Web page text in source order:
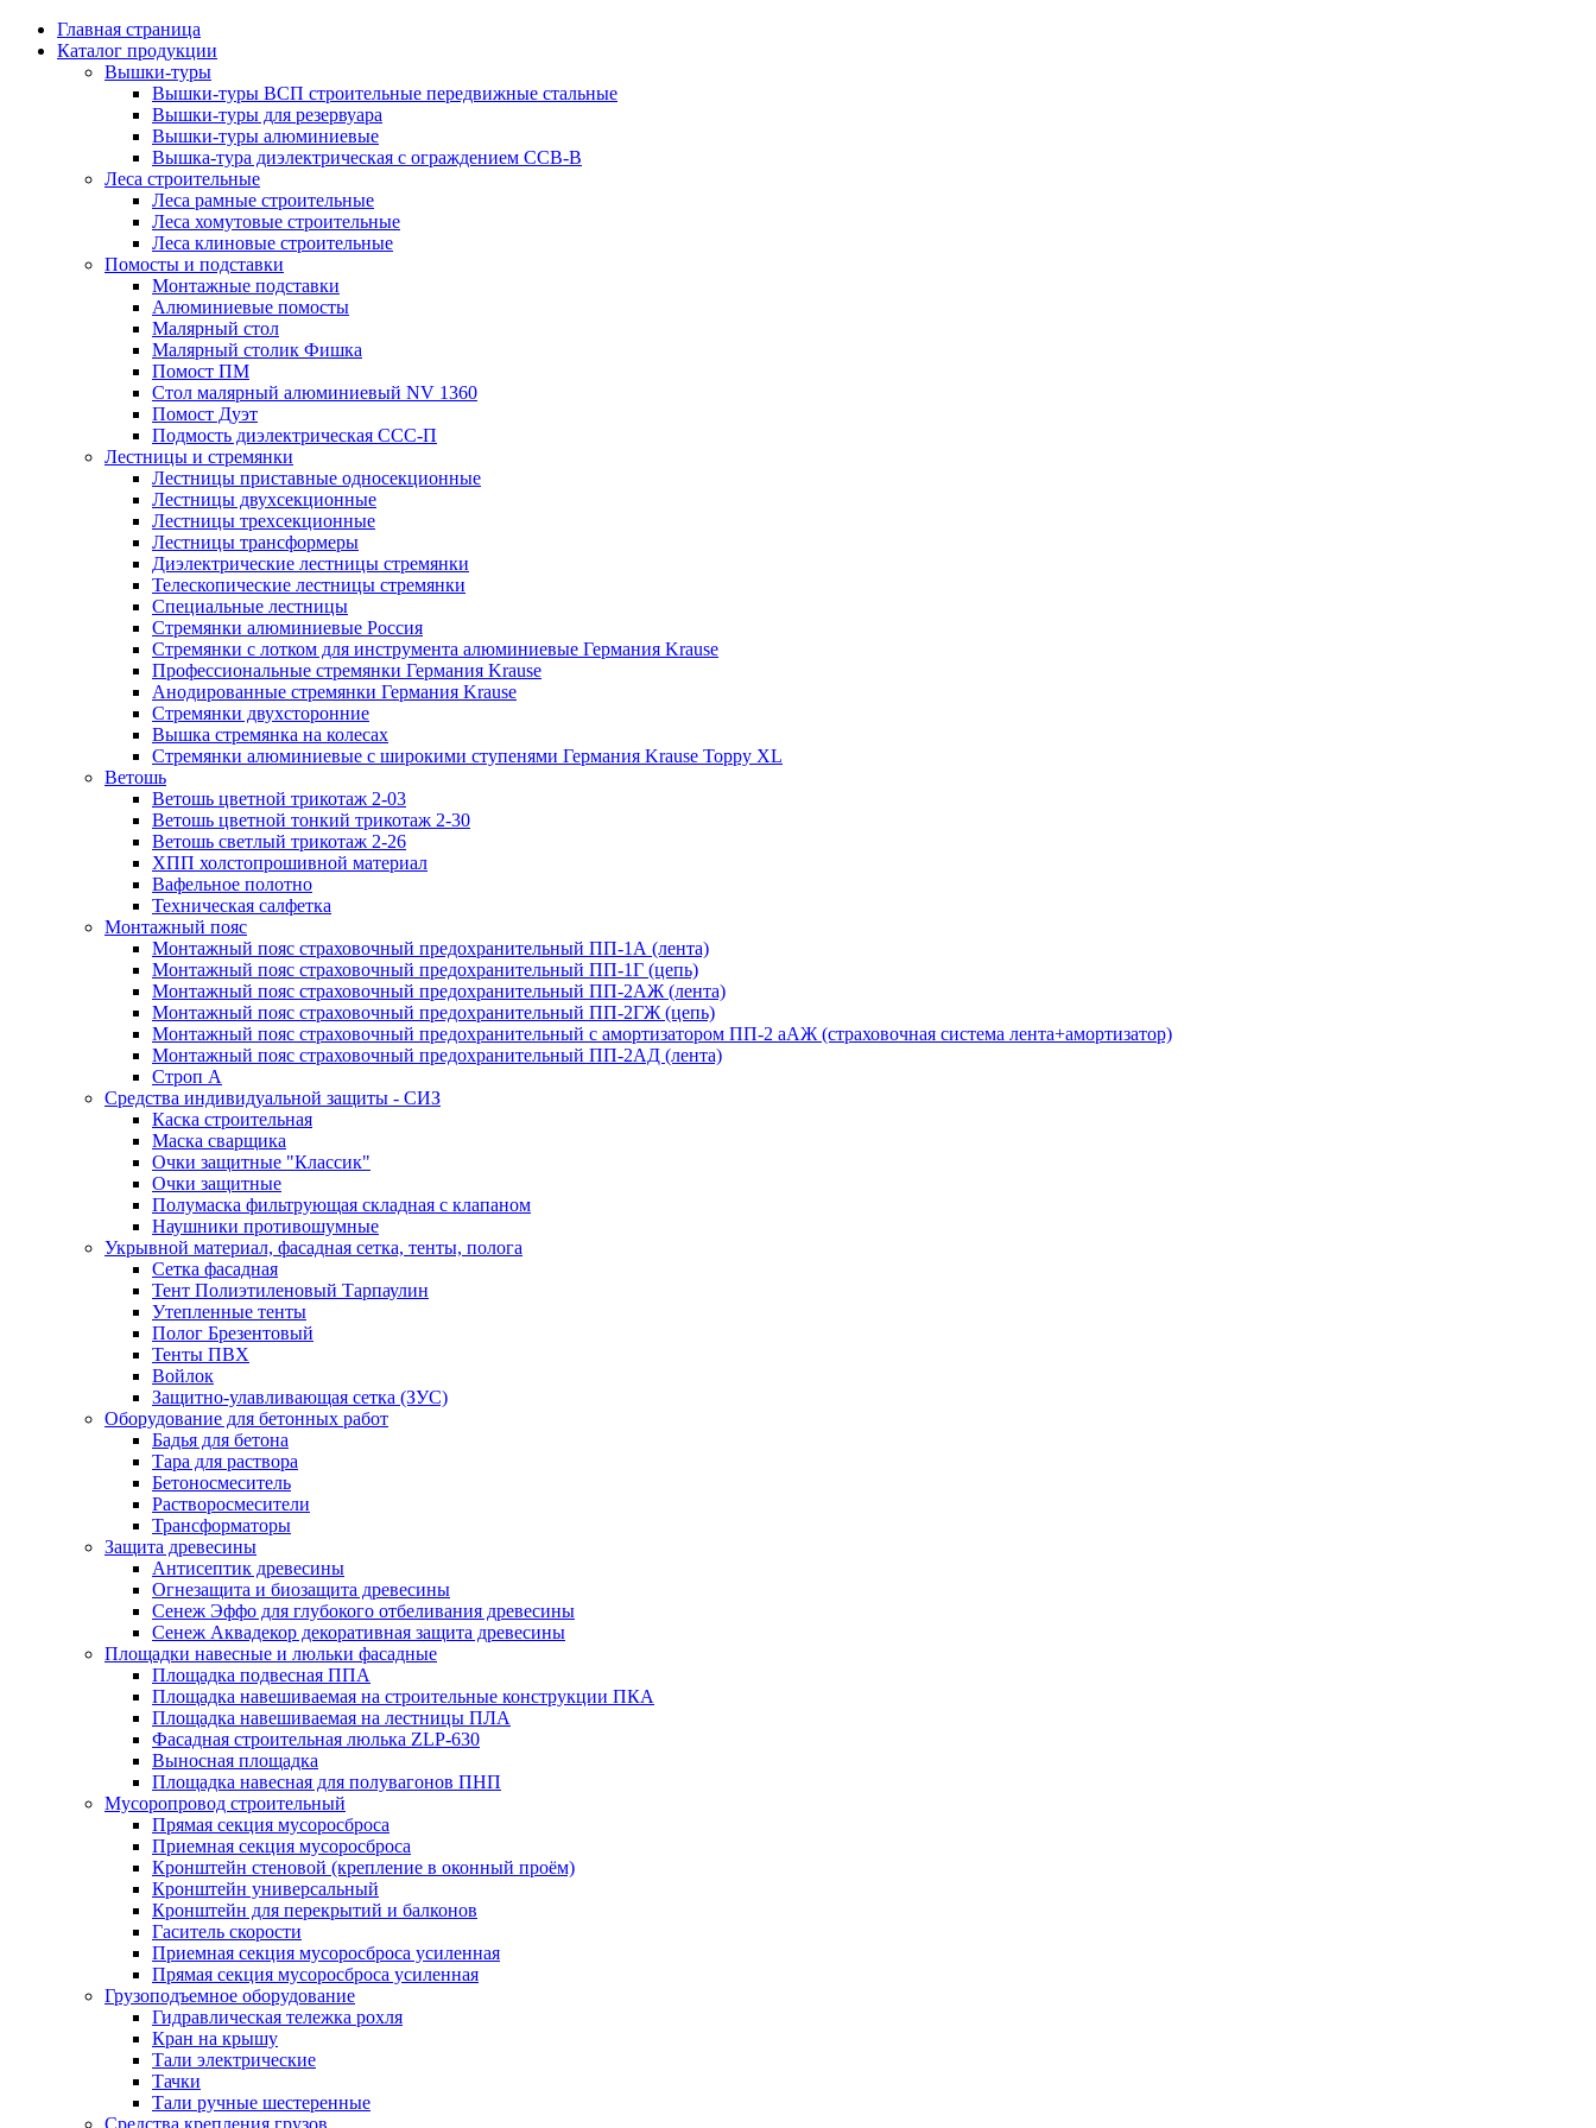
Главная страница
Каталог продукции
Вышки-туры
Вышки-туры ВСП строительные передвижные стальные
Вышки-туры для резервуара
Вышки-туры алюминиевые
Вышка-тура диэлектрическая с ограждением ССВ-В
Леса строительные
Леса рамные строительные
Леса хомутовые строительные
Леса клиновые строительные
Помосты и подставки
Монтажные подставки
Алюминиевые помосты
Малярный стол
Малярный столик Фишка
Помост ПМ
Стол малярный алюминиевый NV 1360
Помост Дуэт
Подмость диэлектрическая ССС-П
Лестницы и стремянки
Лестницы приставные односекционные
Лестницы двухсекционные
Лестницы трехсекционные
Лестницы трансформеры
Диэлектрические лестницы стремянки
Телескопические лестницы стремянки
Специальные лестницы
Стремянки алюминиевые Россия
Стремянки c лотком для инструмента алюминиевые Германия Krause
Профессиональные стремянки Германия Krause
Анодированные стремянки Германия Krause
Стремянки двухсторонние
Вышка стремянка на колесах
Стремянки алюминиевые c широкими ступенями Германия Krause Toppy XL
Ветошь
Ветошь цветной трикотаж 2-03
Ветошь цветной тонкий трикотаж 2-30
Ветошь светлый трикотаж 2-26
ХПП холстопрошивной материал
Вафельное полотно
Техническая салфетка
Монтажный пояс
Монтажный пояс страховочный предохранительный ПП-1А (лента)
Монтажный пояс страховочный предохранительный ПП-1Г (цепь)
Монтажный пояс страховочный предохранительный ПП-2АЖ (лента)
Монтажный пояс страховочный предохранительный ПП-2ГЖ (цепь)
Монтажный пояс страховочный предохранительный с амортизатором ПП-2 аАЖ (страховочная система лента+амортизатор)
Монтажный пояс страховочный предохранительный ПП-2АД (лента)
Строп А
Средства индивидуальной защиты - СИЗ
Каска строительная
Маска сварщика
Очки защитные "Классик"
Очки защитные
Полумаска фильтрующая складная с клапаном
Наушники противошумные
Укрывной материал, фасадная сетка, тенты, полога
Сетка фасадная
Тент Полиэтиленовый Тарпаулин
Утепленные тенты
Полог Брезентовый
Тенты ПВХ
Войлок
Защитно-улавливающая сетка (ЗУС)
Оборудование для бетонных работ
Бадья для бетона
Тара для раствора
Бетоносмеситель
Растворосмесители
Трансформаторы
Защита древесины
Антисептик древесины
Огнезащита и биозащита древесины
Сенеж Эффо для глубокого отбеливания древесины
Сенеж Аквадекор декоративная защита древесины
Площадки навесные и люльки фасадные
Площадка подвесная ППА
Площадка навешиваемая на строительные конструкции ПКА
Площадка навешиваемая на лестницы ПЛА
Фасадная строительная люлька ZLP-630
Выносная площадка
Площадка навесная для полувагонов ПНП
Мусоропровод строительный
Прямая секция мусоросброса
Приемная секция мусоросброса
Кронштейн стеновой (крепление в оконный проём)
Кронштейн универсальный
Кронштейн для перекрытий и балконов
Гаситель скорости
Приемная секция мусоросброса усиленная
Прямая секция мусоросброса усиленная
Грузоподъемное оборудование
Гидравлическая тележка рохля
Кран на крышу
Тали электрические
Тачки
Тали ручные шестеренные
Средства крепления грузов